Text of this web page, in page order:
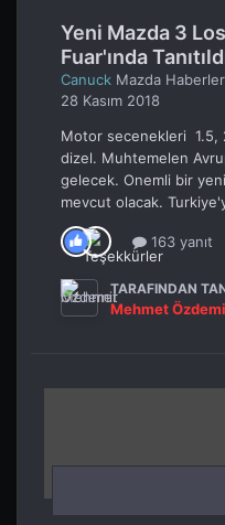
Yeni Mazda 3
Fuar'ında
Canuck Mazda
28 Kasım 2018
Motor secenekleri 1.5,
dizel. Muhtemelen
gelecek. Onemli bir
mevcut olacak.
163 yanıt
TARAFINDAN
Mehmet